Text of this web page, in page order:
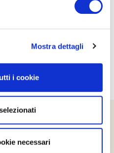
Mostra dettagli
i cookie
necessari